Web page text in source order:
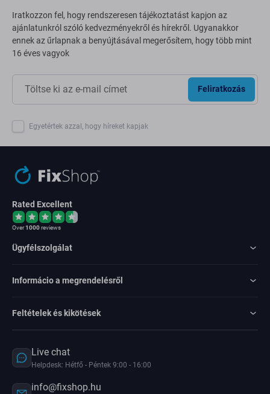
Iratkozzon fel, hogy rendszeresen tájékoztatást kapjon az
ajánlatunkról szóló kedvezményekről és hírekről. Ugyanakkor
ennek az űrlapnak a benyújtásával megerősítem, hogy több mint
16 éves vagyok
Feliratkozás
Egyetértek azzal, hogy híreket kapjak
Rated Excellent
Over1000reviews
Ügyfélszolgálat
Informácio a megrendelésről
Feltételek és kikötések
Live chat
Helpdesk: Hétfő - Péntek 9:00 - 16:00
info@fixshop.hu